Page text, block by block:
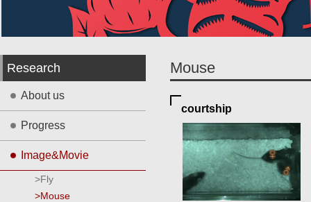
Research
About us
Progress
Image&Movie
>Fly
>Mouse
Mouse
courtship